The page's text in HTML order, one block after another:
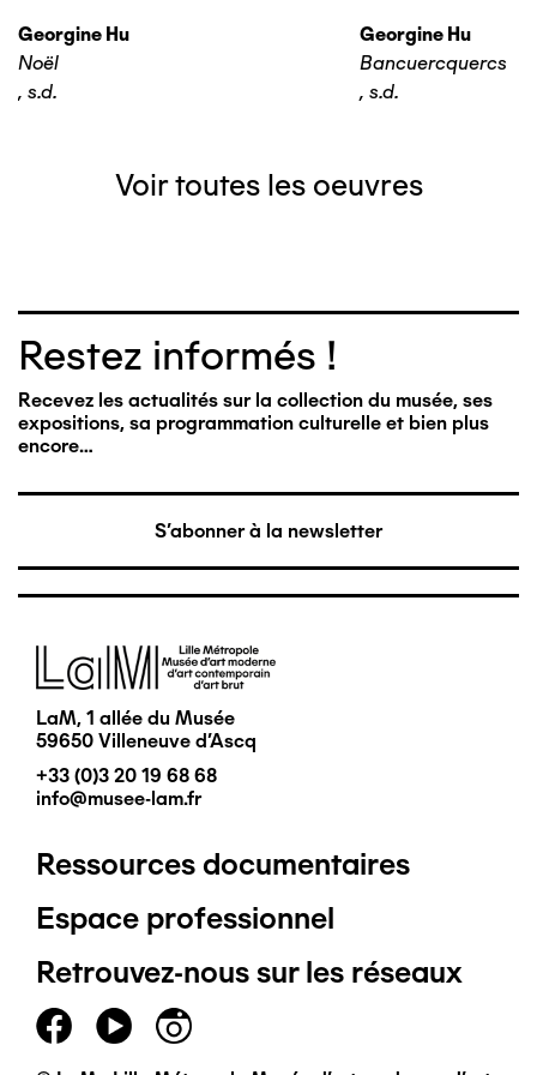
Georgine Hu
Noël
, s.d.
Georgine Hu
Bancuercquercs
, s.d.
Voir toutes les oeuvres
Restez informés !
Recevez les actualités sur la collection du musée, ses
expositions, sa programmation culturelle et bien plus
encore…
S'abonner à la newsletter
Image
LaM, 1 allée du Musée
59650 Villeneuve d'Ascq
+33 (0)3 20 19 68 68
info@musee-lam.fr
Pied
de
page
principal
Ressources documentaires
Espace professionnel
Retrouvez-nous sur les réseaux